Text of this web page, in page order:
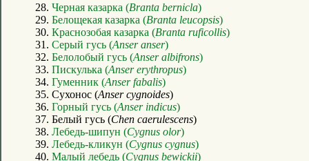
28. Черная казарка (Branta bernicla)
29. Белощекая казарка (Branta leucopsis)
30. Краснозобая казарка (Branta ruficollis)
31. Серый гусь (Anser anser)
32. Белолобый гусь (Anser albifrons)
33. Пискулька (Anser erythropus)
34. Гуменник (Anser fabalis)
35. Сухонос (Anser cygnoides)
36. Горный гусь (Anser indicus)
37. Белый гусь (Chen caerulescens)
38. Лебедь-шипун (Cygnus olor)
39. Лебедь-кликун (Cygnus cygnus)
40. Малый лебедь (Cygnus bewickii)